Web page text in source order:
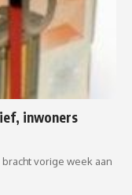
inwoners
bracht vorige week aan